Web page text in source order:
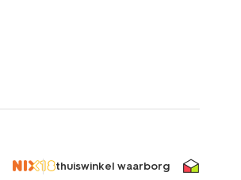
thuiswinkel waarborg